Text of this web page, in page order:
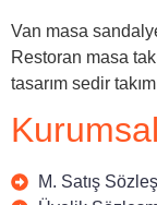
Van masa
Restoran masa
tasarım sedir
Kurumsal
M. Satış